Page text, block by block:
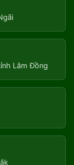
Lâm Đồng